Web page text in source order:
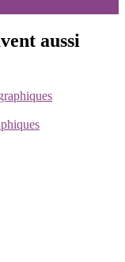
aussi